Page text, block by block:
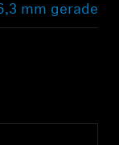
mm gerade